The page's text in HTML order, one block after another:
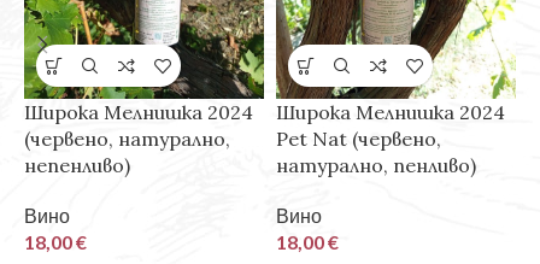
Широка Мелнишка 2024
(червено, натурално,
непенливо)
Вино
18,00€
Широка Мелнишка 2024
Pet Nat (червено,
натурално, пенливо)
Вино
18,00€